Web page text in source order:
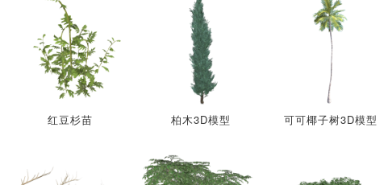
红豆杉苗 柏木3D模型 可可椰子树3D模型